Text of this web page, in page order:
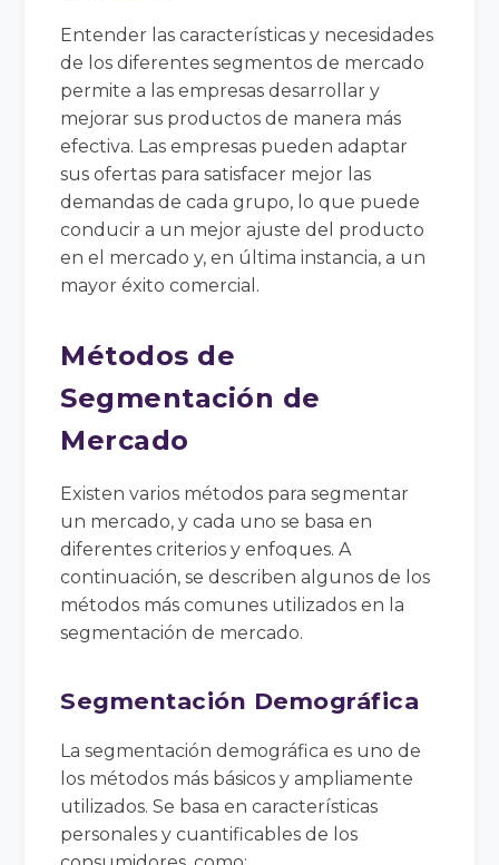
Entender las características y necesidades
de los diferentes segmentos de mercado
permite a las empresas desarrollar y
mejorar sus productos de manera más
efectiva. Las empresas pueden adaptar
sus ofertas para satisfacer mejor las
demandas de cada grupo, lo que puede
conducir a un mejor ajuste del producto
en el mercado y, en última instancia, a un
mayor éxito comercial.
Métodos de
Segmentación de
Mercado
Existen varios métodos para segmentar
un mercado, y cada uno se basa en
diferentes criterios y enfoques. A
continuación, se describen algunos de los
métodos más comunes utilizados en la
segmentación de mercado.
Segmentación Demográfica
La segmentación demográfica es uno de
los métodos más básicos y ampliamente
utilizados. Se basa en características
personales y cuantificables de los